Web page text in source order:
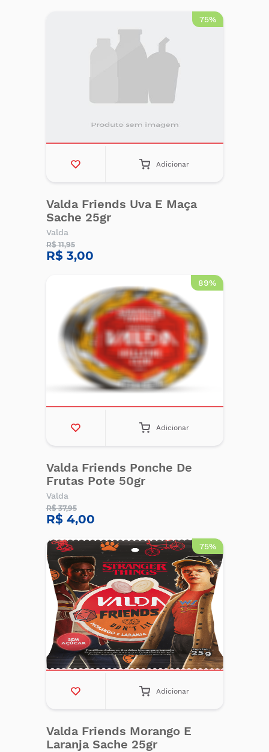
75%
Adicionar
Valda Friends Uva E Maça
Sache 25gr
Valda
R$ 11,95
R$ 3,00
89%
Adicionar
Valda Friends Ponche De
Frutas Pote 50gr
Valda
R$ 37,95
R$ 4,00
75%
Adicionar
Valda Friends Morango E
Laranja Sache 25gr